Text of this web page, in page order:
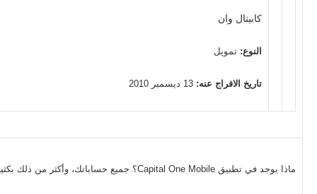
كابيتال وان
النوع: تمويل
تاريخ الافراج عنه:
ماذا يوجد في تطبيق Capital One Mobile؟ جميع حساباتك، وأكثر من ذلك بكثير.